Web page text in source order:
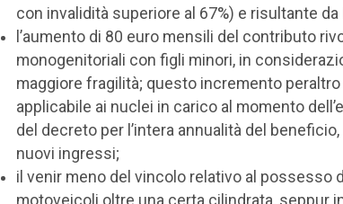
con invalidità superiore al 67%) e risultante da
l’aumento di 80 euro mensili del contributo
monogenitoriali con figli minori, in
maggiore fragilità; questo incremento peraltro
applicabile ai nuclei in carico al momento
del decreto per l’intera annualità del
nuovi ingressi;
il venir meno del vincolo relativo al possesso
motoveicoli oltre una certa cilindrata, seppur